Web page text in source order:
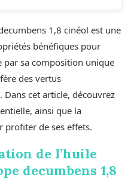
1,8 cinéol est une
bénéfiques pour
par sa composition unique
des vertus
cet article, découvrez
ainsi que la
profiter de ses effets.
de l’huile
decumbens 1,8